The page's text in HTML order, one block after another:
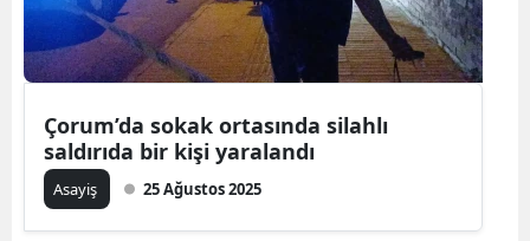
Çorum’da sokak ortasında silahlı
saldırıda bir kişi yaralandı
Asayiş 25 Ağustos 2025